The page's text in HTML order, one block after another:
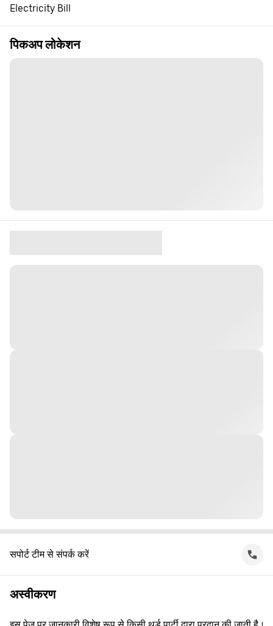
Electricity Bill
पिकअप लोकेशन
सपोर्ट टीम से संपर्क करें
अस्वीकरण